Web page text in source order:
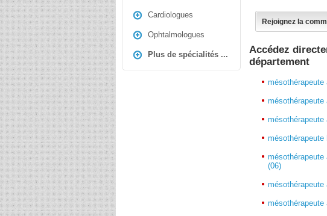
Cardiologues
Ophtalmologues
Plus de spécialités ...
Rejoignez la
Accédez
département
mésothérapeute
mésothérapeute
mésothérapeute
(06)
mésothérapeute
mésothérapeute